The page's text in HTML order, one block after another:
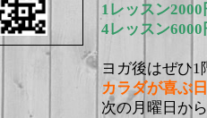
1レッスン
4レッスン
ヨガ後はぜひ1
カラダが喜ぶ
次の月曜日か